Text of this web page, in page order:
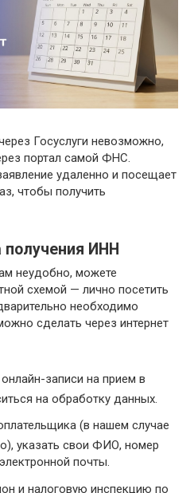
Госуслуги невозможно,
портал самой ФНС.
удаленно и посещает
чтобы получить
получения ИНН
неудобно, можете
схемой — лично посетить
необходимо
сделать через интернет
записи на прием в
на обработку данных.
(в нашем случае
указать свои ФИО, номер
почты.
и налоговую инспекцию по